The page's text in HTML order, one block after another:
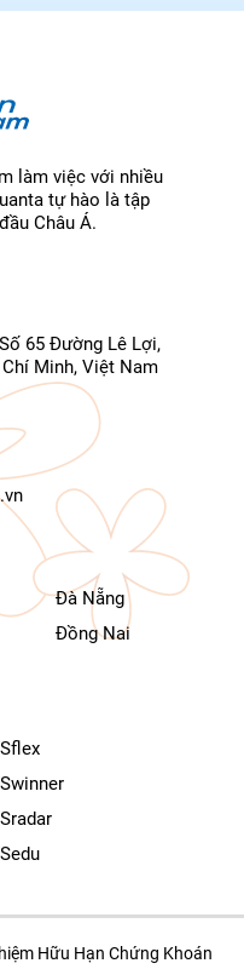
làm việc với nhiều
tự hào là tập
Châu Á.
65 Đường Lê Lợi,
Minh, Việt Nam
Đà Nẵng
Đồng Nai
Hữu Hạn Chứng Khoán